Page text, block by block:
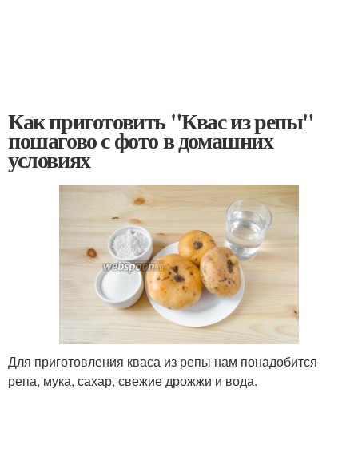
Как приготовить "Квас из репы"
пошагово с фото в домашних
условиях
Для приготовления кваса из репы нам понадобится
репа, мука, сахар, свежие дрожжи и вода.